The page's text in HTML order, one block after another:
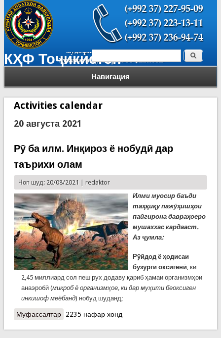
КҲФ Тоҷикистон
Навигация
Форма поиска Поиск
Activities calendar
20 августа 2021
Рӯ ба илм. Инқироз ё нобудӣ дар
таърихи олам
Чоп шуд: 20/08/2021 | redaktor
Илми муосир баъди
таҳқиқу пажӯҳишҳои
пайгирона давраҳоеро
мушаххас кардааст.
Аз ҷумла:
Рӯйдод ё ҳодисаи
бузурги оксигенӣ, ки
2,45 миллиард сол пеш рух додаву қариб ҳамаи организмҳои
анаэробӣ (микроб ё организмҳое, ки дар муҳити беоксиген
инкишоф меёбанд) нобуд шуданд;
Муфассалтаро Рӯ ба илм. Инқироз ё нобудӣ дар таърихи
2235 нафар хонд